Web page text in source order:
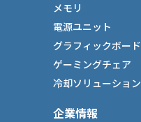
メモリ
電源ユニット
グラフィックボード
ゲーミングチェア
冷却ソリューション
企業情報